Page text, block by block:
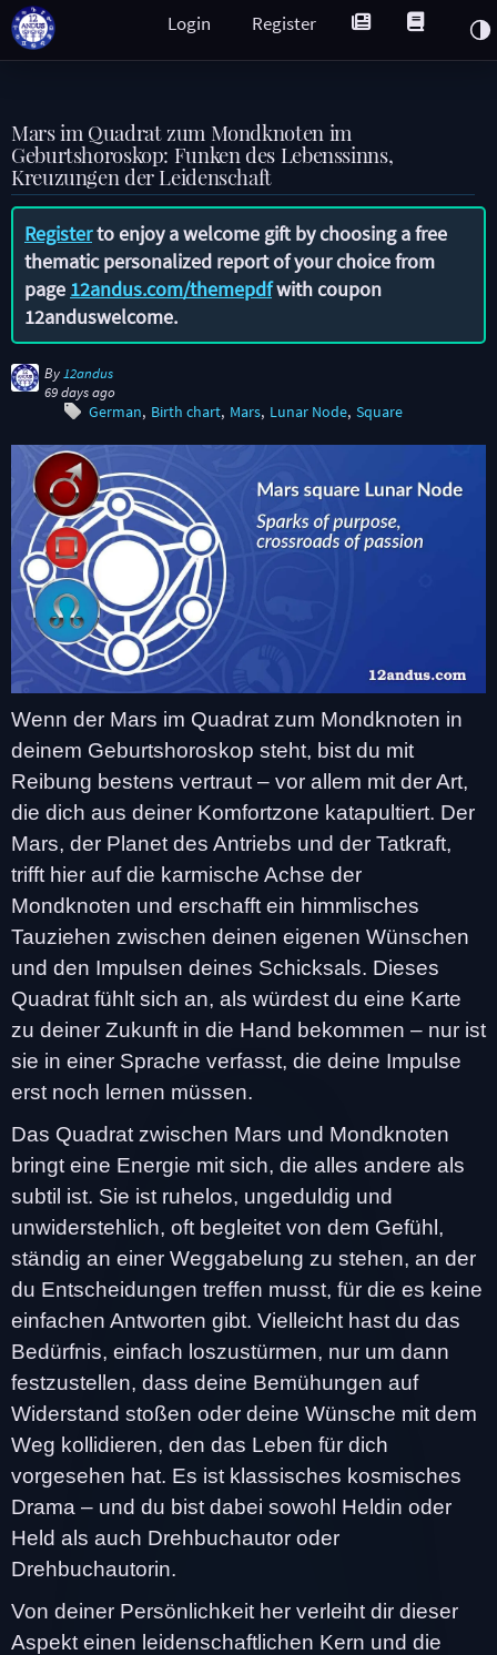
Register
Login
Mars im Quadrat zum Mondknoten im
Geburtshoroskop: Funken des Lebenssinns,
Kreuzungen der Leidenschaft
Registerto enjoy a welcome gift by choosing a free
thematic personalized report of your choice from
page 12andus.com/themepdfwith coupon
12anduswelcome.
By 12andus
69 days ago
German Birth chart Mars Lunar Node Square
Wenn der Mars im Quadrat zum Mondknoten in
deinem Geburtshoroskop steht, bist du mit
Reibung bestens vertraut – vor allem mit der Art,
die dich aus deiner Komfortzone katapultiert. Der
Mars, der Planet des Antriebs und der Tatkraft,
trifft hier auf die karmische Achse der
Mondknoten und erschafft ein himmlisches
Tauziehen zwischen deinen eigenen Wünschen
und den Impulsen deines Schicksals. Dieses
Quadrat fühlt sich an, als würdest du eine Karte
zu deiner Zukunft in die Hand bekommen – nur ist
sie in einer Sprache verfasst, die deine Impulse
erst noch lernen müssen.
Das Quadrat zwischen Mars und Mondknoten
bringt eine Energie mit sich, die alles andere als
subtil ist. Sie ist ruhelos, ungeduldig und
unwiderstehlich, oft begleitet von dem Gefühl,
ständig an einer Weggabelung zu stehen, an der
du Entscheidungen treffen musst, für die es keine
einfachen Antworten gibt. Vielleicht hast du das
Bedürfnis, einfach loszustürmen, nur um dann
festzustellen, dass deine Bemühungen auf
Widerstand stoßen oder deine Wünsche mit dem
Weg kollidieren, den das Leben für dich
vorgesehen hat. Es ist klassisches kosmisches
Drama – und du bist dabei sowohl Heldin oder
Held als auch Drehbuchautor oder
Drehbuchautorin.
Von deiner Persönlichkeit her verleiht dir dieser
Aspekt einen leidenschaftlichen Kern und die